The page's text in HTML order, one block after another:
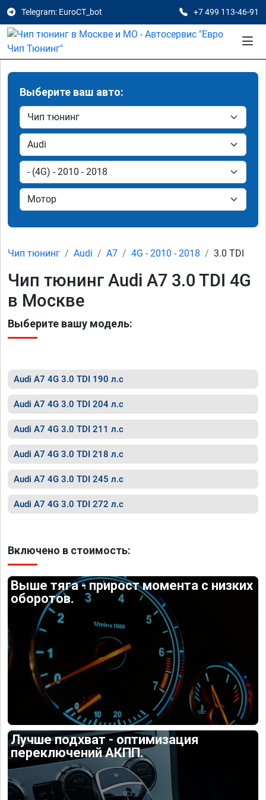
Telegram: EuroCT_bot +7 499 113-46-91
Выберите ваш авто:
Чип тюнинг Audi A7 4G - 2010 - 2018 3.0 TDI
Чип тюнинг Audi A7 3.0 TDI 4G
в Москве
Выберите вашу модель:
Audi A7 4G 3.0 TDI 190 л.с
Audi A7 4G 3.0 TDI 204 л.с
Audi A7 4G 3.0 TDI 211 л.с
Audi A7 4G 3.0 TDI 218 л.с
Audi A7 4G 3.0 TDI 245 л.с
Audi A7 4G 3.0 TDI 272 л.с
Включено в стоимость:
Выше тяга - прирост момента с низких
оборотов.
Лучше подхват - оптимизация
переключений АКПП.